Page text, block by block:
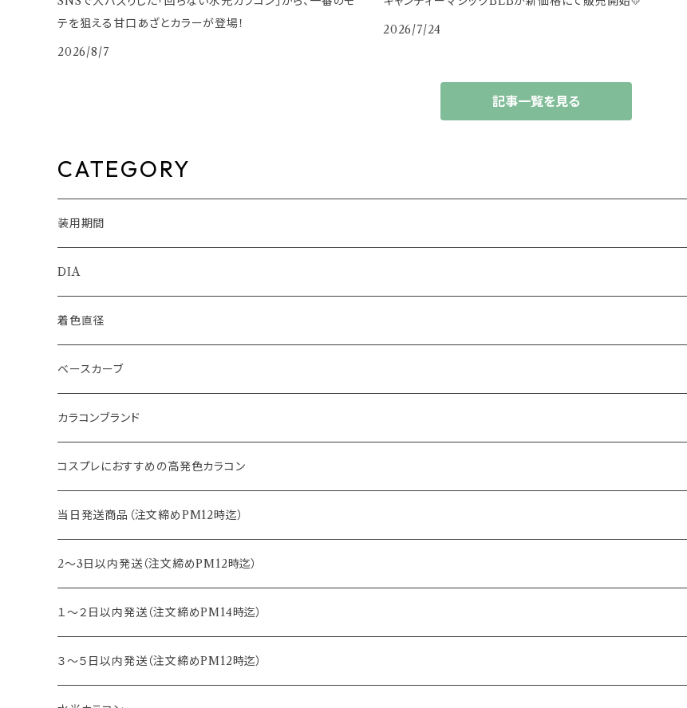
テを狙える甘口あざとカラーが登場！
2026/8/7
2026/7/24
記事一覧を見る
CATEGORY
装用期間
1day
1month
2ｗeek
DIA
14.0mm
14.1mm
14.2mm
14.5mm
15.0mm
14.4mm
着色直径
12.5mm
12.8mm
13.0mm
13.2mm
13.3mm
13.4mm
13.5mm
ベースカーブ
8.6mm
8.7mm
8.8mm
8.5mm
カラコンブランド
エバーカラー
エヌズコレクション
トパーズ
キャンディーマジック
レヴィア
コスプレにおすすめの高発色カラコン
当日発送商品（注文締めPM12時迄）
2～3日以内発送（注文締めPM12時迄）
１～２日以内発送（注文締めPM14時迄）
３～５日以内発送（注文締めPM12時迄）